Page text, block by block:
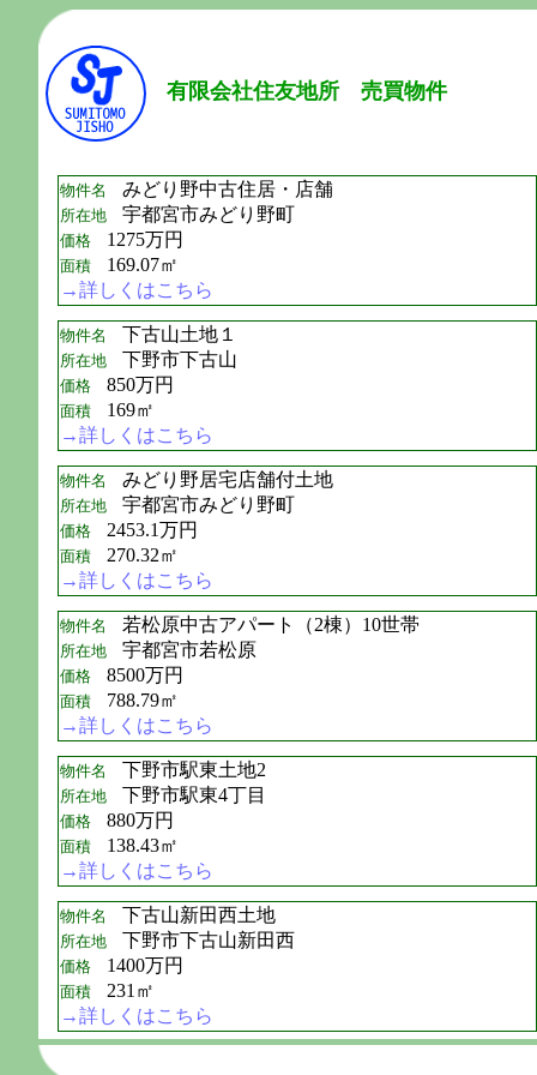
有限会社住友地所 売買物件
物件名みどり野中古住居・店舗
所在地宇都宮市みどり野町
価格 1275万円
面積 169.07㎡
→詳しくはこちら
物件名 下古山土地１
所在地 下野市下古山
価格850万円
面積 169㎡
→詳しくはこちら
物件名みどり野居宅店舗付土地
所在地宇都宮市みどり野町
価格2453.1万円
面積270.32㎡
→詳しくはこちら
物件名若松原中古アパート（2棟）10世帯
所在地宇都宮市若松原
価格8500万円
面積 788.79㎡
→詳しくはこちら
物件名 下野市駅東土地2
所在地 下野市駅東4丁目
価格880万円
面積 138.43㎡
→詳しくはこちら
物件名 下古山新田西土地
所在地 下野市下古山新田西
価格 1400万円
面積231㎡
→詳しくはこちら